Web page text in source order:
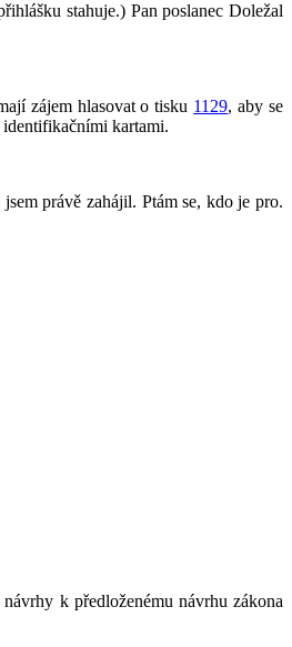
stahuje.) Pan poslanec Doležal
zájem hlasovat o tisku 1129, aby se
identifikačními kartami.
jsem právě zahájil. Ptám se, kdo je pro.
k předloženému návrhu zákona